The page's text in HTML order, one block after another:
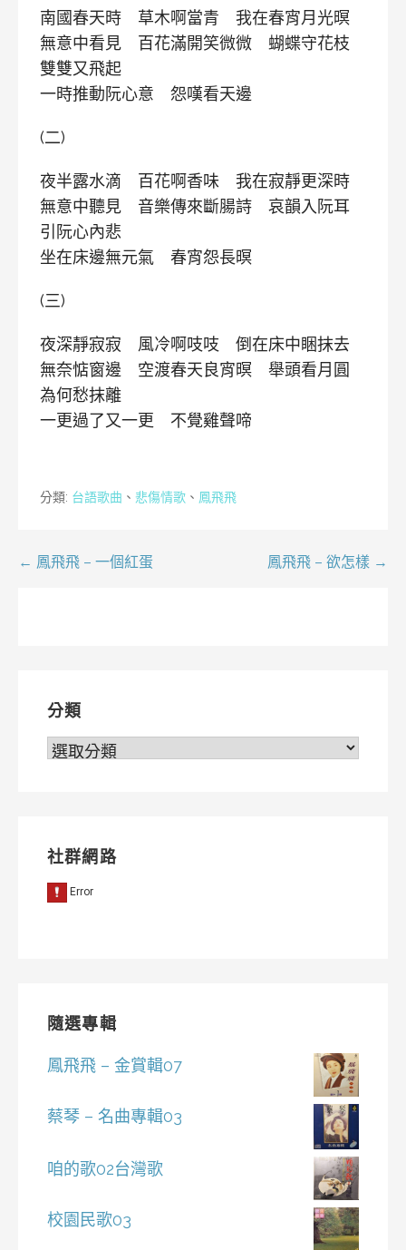
南國春天時 草木啊當青 我在春宵月光暝
無意中看見 百花滿開笑微微 蝴蝶守花枝
雙雙又飛起
一時推動阮心意 怨嘆看天邊
(二)
夜半露水滴 百花啊香味 我在寂靜更深時
無意中聽見 音樂傳來斷腸詩 哀韻入阮耳
引阮心內悲
坐在床邊無元氣 春宵怨長暝
(三)
夜深靜寂寂 風冷啊吱吱 倒在床中睏抹去
無奈惦窗邊 空渡春天良宵暝 舉頭看月圓
為何愁抹離
一更過了又一更 不覺雞聲啼
分類: 台語歌曲 、 悲傷情歌 、 鳳飛飛
文← 鳳飛飛 – 一個紅蛋 鳳飛飛 – 欲怎樣 →
分類
分
社群網路
隨選專輯
鳳飛飛 – 金賞輯07
蔡琴 – 名曲專輯03
咱的歌02台灣歌
校園民歌03